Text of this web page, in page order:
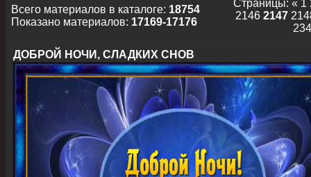
Всего материалов в каталоге: 18754
Показано материалов: 17169-17176
Страницы: « 1
2146 2147
ДОБРОЙ НОЧИ, СЛАДКИХ СНОВ